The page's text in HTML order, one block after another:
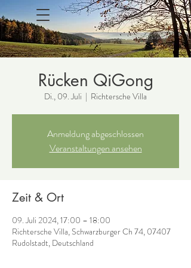
Rücken QiGong
Di., 09. Juli
  |
Richtersche Villa
Anmeldung abgeschlossen
Veranstaltungen ansehen
Zeit & Ort
09. Juli 2024, 17:00 – 18:00
Richtersche Villa, Schwarzburger Ch 74, 07407
Rudolstadt, Deutschland